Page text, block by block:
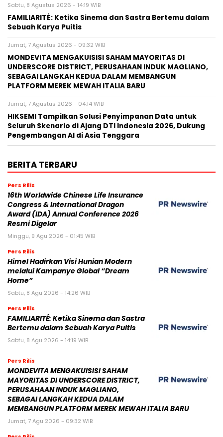
Sabtu, 8 Agustus 2026 - 14:19 WIB
FAMILIARITÉ: Ketika Sinema dan Sastra Bertemu dalam
Sebuah Karya Puitis
Jumat, 7 Agustus 2026 - 09:32 WIB
MONDEVITA MENGAKUISISI SAHAM MAYORITAS DI
UNDERSCORE DISTRICT, PERUSAHAAN INDUK MAGLIANO,
SEBAGAI LANGKAH KEDUA DALAM MEMBANGUN
PLATFORM MEREK MEWAH ITALIA BARU
Jumat, 7 Agustus 2026 - 04:14 WIB
HIKSEMI Tampilkan Solusi Penyimpanan Data untuk
Seluruh Skenario di Ajang DTI Indonesia 2026, Dukung
Pengembangan AI di Asia Tenggara
BERITA TERBARU
Pers Rilis
16th Worldwide Chinese Life Insurance
Congress & International Dragon
Award (IDA) Annual Conference 2026
Resmi Digelar
Minggu, 9 Agu 2026 - 01:45 WIB
Pers Rilis
Himel Hadirkan Visi Hunian Modern
melalui Kampanye Global “Dream
Home”
Sabtu, 8 Agu 2026 - 14:26 WIB
Pers Rilis
FAMILIARITÉ: Ketika Sinema dan Sastra
Bertemu dalam Sebuah Karya Puitis
Sabtu, 8 Agu 2026 - 14:19 WIB
Pers Rilis
MONDEVITA MENGAKUISISI SAHAM
MAYORITAS DI UNDERSCORE DISTRICT,
PERUSAHAAN INDUK MAGLIANO,
SEBAGAI LANGKAH KEDUA DALAM
MEMBANGUN PLATFORM MEREK MEWAH ITALIA BARU
Jumat, 7 Agu 2026 - 09:32 WIB